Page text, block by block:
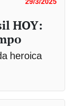
29/3/2025
HOY:
heroica